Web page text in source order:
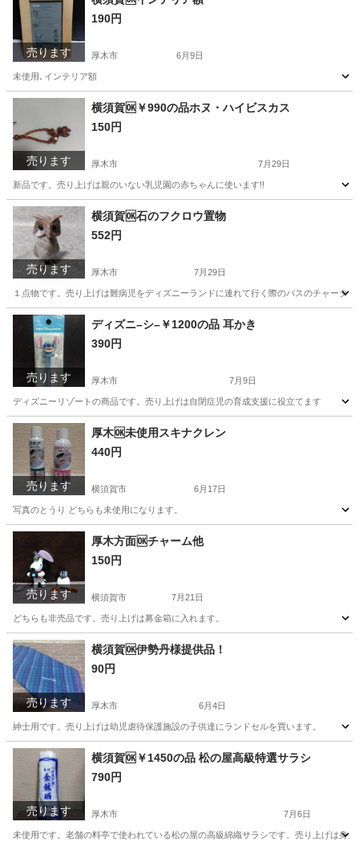
売ります
190円
厚木市 6月9日
未使用､インテリア額
神奈川 厚木市 その他 インテリア
売ります
横須賀🆗￥990の品ホヌ・ハイビスカス
150円
厚木市 7月29日
新品です。売り上げは親のいない乳児園の赤ちゃんに使います!!
神奈川 厚木市 アクセサリー 神奈川
アクセサリー ハイビスカス
売ります
横須賀🆗石のフクロウ置物
552円
厚木市 7月29日
１点物です。売り上げは難病児をディズニーランドに連れて行く際のバスのチャータ
神奈川 厚木市 インテリア雑貨/小物 フクロウ
売ります
ディズニ–シ–￥1200の品 耳かき
390円
厚木市 7月9日
ディズニーリゾートの商品です。売り上げは自閉症児の育成支援に役立てます
神奈川 厚木市 その他 耳かき
売ります
厚木🆗未使用スキナクレン
440円
横須賀市 6月17日
写真のとうり どちらも未使用になります。
神奈川 横須賀市 その他
売ります
厚木方面🆗チャーム他
150円
横須賀市 7月21日
どちらも非売品です。売り上げは募金箱に入れます。
神奈川 横須賀市 おもちゃ 神奈川 厚木市
売ります
横須賀🆗伊勢丹様提供品！
90円
厚木市 6月4日
紳士用です。売り上げは幼児虐待保護施設の子供達にランドセルを買います。
神奈川 厚木市 その他 横須賀市 その他
ランドセル
売ります
横須賀🆗￥1450の品 松の屋高級特選サラシ
790円
厚木市 7月6日
未使用です。老舗の料亭で使われている松の屋の高級綿織サラシです。売り上げは身